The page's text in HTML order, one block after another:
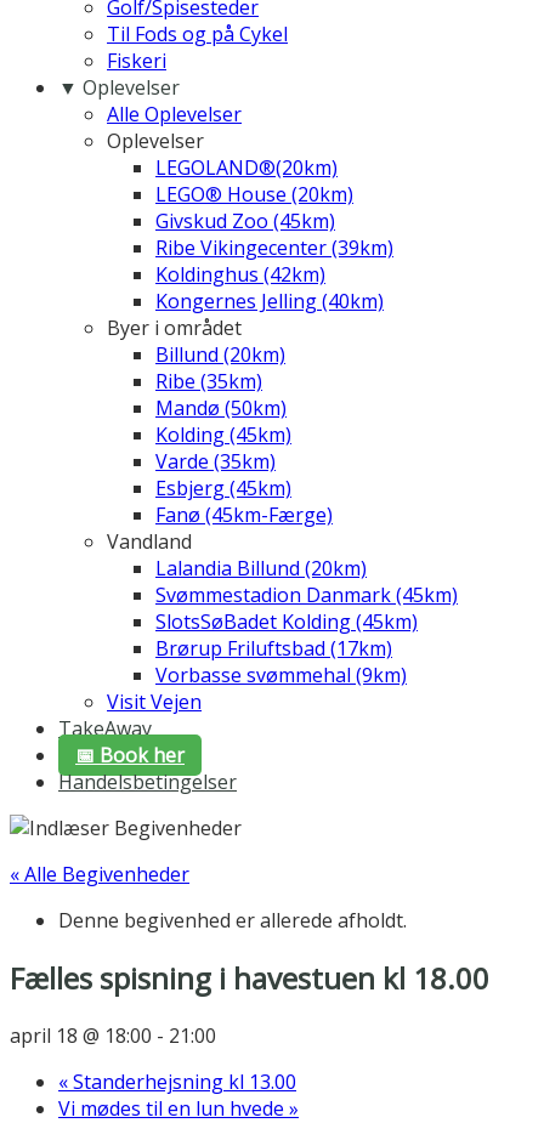
Golf/Spisesteder
Til Fods og på Cykel
Fiskeri
▼ Oplevelser
Alle Oplevelser
Oplevelser
LEGOLAND®(20km)
LEGO® House (20km)
Givskud Zoo (45km)
Ribe Vikingecenter (39km)
Koldinghus (42km)
Kongernes Jelling (40km)
Byer i området
Billund (20km)
Ribe (35km)
Mandø (50km)
Kolding (45km)
Varde (35km)
Esbjerg (45km)
Fanø (45km-Færge)
Vandland
Lalandia Billund (20km)
Svømmestadion Danmark (45km)
SlotsSøBadet Kolding (45km)
Brørup Friluftsbad (17km)
Vorbasse svømmehal (9km)
Visit Vejen
TakeAway
📅 Book her
Handelsbetingelser
« Alle Begivenheder
Denne begivenhed er allerede afholdt.
Fælles spisning i havestuen kl 18.00
april 18 @ 18:00 - 21:00
«Standerhejsning kl 13.00
Vi mødes til en lun hvede »